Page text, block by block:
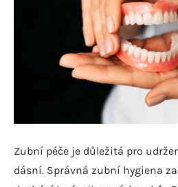
Zubní péče je důležitá pro
dásní. Správná zubní hygiena